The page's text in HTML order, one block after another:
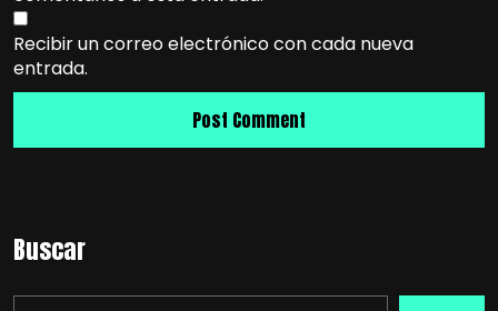
Recibir un correo electrónico con cada nueva
entrada.
Buscar